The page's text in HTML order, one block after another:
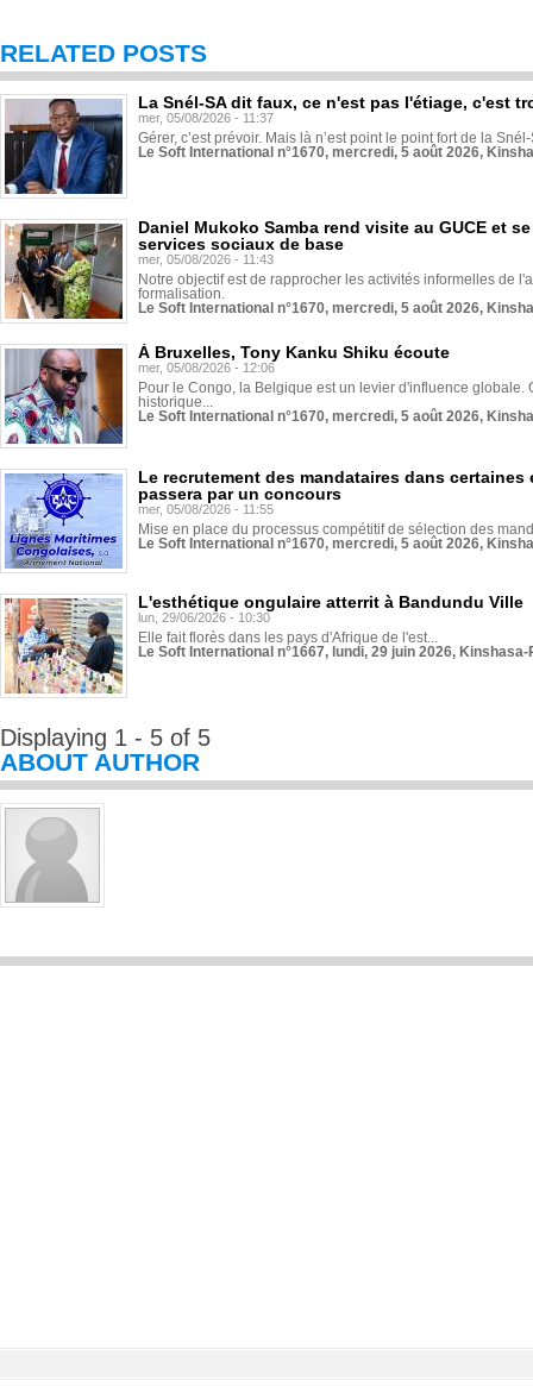
RELATED POSTS
La Snél-SA dit faux, ce n'est pas l'étiage, c'est
mer, 05/08/2026 - 11:37
Gérer, c’est prévoir. Mais là n’est point le point fort de la
Le Soft International n°1670, mercredi, 5 août 2026,
Daniel Mukoko Samba rend visite au GUCE et
services sociaux de base
mer, 05/08/2026 - 11:43
Notre objectif est de rapprocher les activités informelles de
formalisation.
Le Soft International n°1670, mercredi, 5 août 2026,
À Bruxelles, Tony Kanku Shiku écoute
mer, 05/08/2026 - 12:06
Pour le Congo, la Belgique est un levier d'influence globale.
historique...
Le Soft International n°1670, mercredi, 5 août 2026,
Le recrutement des mandataires dans
passera par un concours
mer, 05/08/2026 - 11:55
Mise en place du processus compétitif de sélection des
Le Soft International n°1670, mercredi, 5 août 2026,
L'esthétique ongulaire atterrit à Bandundu Ville
lun, 29/06/2026 - 10:30
Elle fait florès dans les pays d'Afrique de l'est...
Le Soft International n°1667, lundi, 29 juin 2026,
Displaying 1 - 5 of 5
ABOUT AUTHOR